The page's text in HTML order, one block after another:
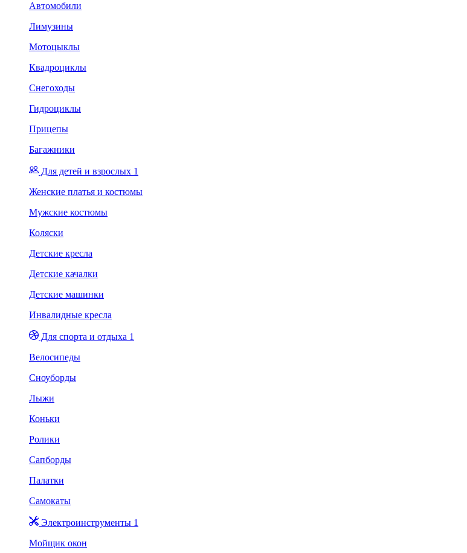
Автомобили
Лимузины
Мотоцыклы
Квадроциклы
Снегоходы
Гидроциклы
Прицепы
Багажники
Для детей и взрослых 1
Женские платья и костюмы
Мужские костюмы
Коляски
Детские кресла
Детские качалки
Детские машинки
Инвалидные кресла
Для спорта и отдыха 1
Велосипеды
Сноуборды
Лыжи
Коньки
Ролики
Сапборды
Палатки
Самокаты
Электроинструменты 1
Мойщик окон